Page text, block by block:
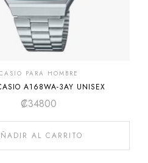
PARA HOMBRE
A168WA-3AY UNISEX
₡34800
AL CARRITO